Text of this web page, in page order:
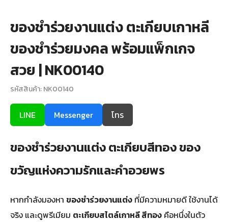
บทความ
ของชำร่วยงานแต่ง ตะเกียบเกาหลี
ของชำร่วยมงคล พร้อมแพ็กเกจ
สวย | NK00140
รหัสสินค้า: NK00140
LINE Messenger โทร
ของชำร่วยงานแต่ง ตะเกียบสีทอง ของ
ขวัญแห่งความรักและคำอวยพร
หากกำลังมองหา ของชำร่วยงานแต่ง ที่มีความหมายดี ใช้งานได้
จริง และดูพรีเมียม ตะเกียบสไตล์เกาหลี สีทอง คือหนึ่งในตัว